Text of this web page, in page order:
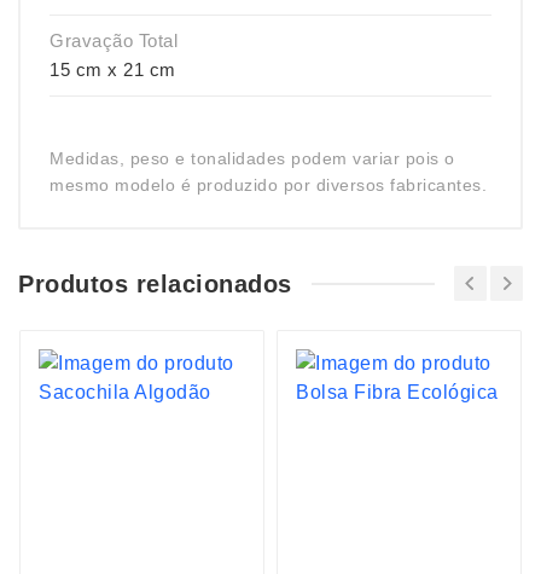
Gravação Total
15 cm x 21 cm
Medidas, peso e tonalidades podem variar pois o
mesmo modelo é produzido por diversos fabricantes.
Produtos relacionados